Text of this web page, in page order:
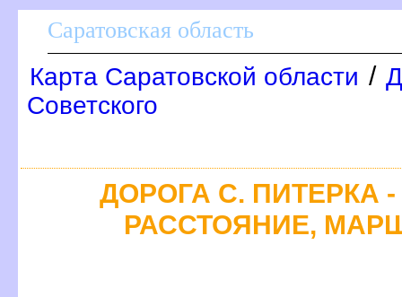
Саратовская область
Карта Саратовской области /
Советского
ДОРОГА С. ПИТЕРКА
РАССТОЯНИЕ,